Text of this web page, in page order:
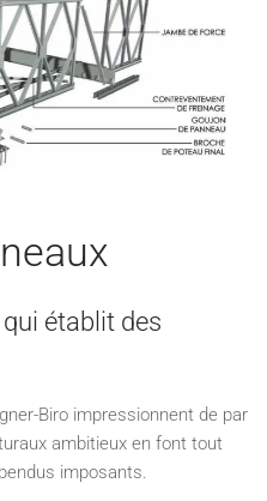
établit des
Biro impressionnent de par
ambitieux en font tout
imposants.